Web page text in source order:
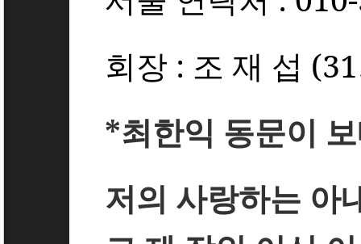
회장 : 조 재 섭 (31
*최한익 동문이
저의 사랑하는 아